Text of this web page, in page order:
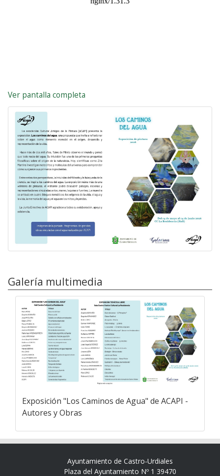
Ver pantalla completa
Galería multimedia
Exposición "Los Caminos de Agua" de ACAPI -
Autores y Obras
Ayuntamiento de Castro-Urdiales
Plaza del Ayuntamiento Nº 1 39470